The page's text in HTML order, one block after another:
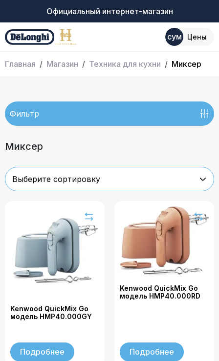
Официальный интернет-магазин
сум Цены
Главная Магазин Техника для кухни Миксер
Фильтр
Миксер
Выберите сортировку
Kenwood QuickMix Go
модель HMP40.000GY
Подробнее
Kenwood QuickMix Go
модель HMP40.000RD
Подробнее